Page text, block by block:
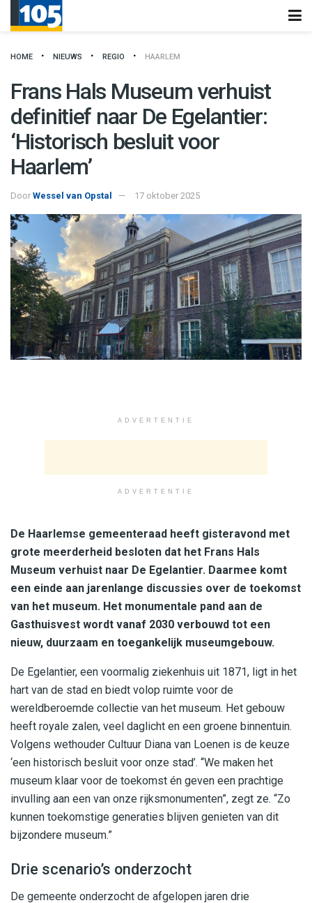
HOME NIEUWS REGIO HAARLEM
Frans Hals Museum verhuist
definitief naar De Egelantier:
‘Historisch besluit voor
Haarlem’
Door Wessel van Opstal 17 oktober 2025
ADVERTENTIE
ADVERTENTIE
De Haarlemse gemeenteraad heeft gisteravond met
grote meerderheid besloten dat het Frans Hals
Museum verhuist naar De Egelantier. Daarmee komt
een einde aan jarenlange discussies over de toekomst
van het museum. Het monumentale pand aan de
Gasthuisvest wordt vanaf 2030 verbouwd tot een
nieuw, duurzaam en toegankelijk museumgebouw.
De Egelantier, een voormalig ziekenhuis uit 1871, ligt in het
hart van de stad en biedt volop ruimte voor de
wereldberoemde collectie van het museum. Het gebouw
heeft royale zalen, veel daglicht en een groene binnentuin.
Volgens wethouder Cultuur Diana van Loenen is de keuze
‘een historisch besluit voor onze stad’. “We maken het
museum klaar voor de toekomst én geven een prachtige
invulling aan een van onze rijksmonumenten”, zegt ze. “Zo
kunnen toekomstige generaties blijven genieten van dit
bijzondere museum.”
Drie scenario’s onderzocht
De gemeente onderzocht de afgelopen jaren drie